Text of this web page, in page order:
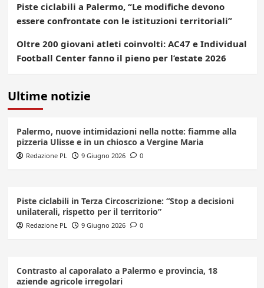
Piste ciclabili a Palermo, “Le modifiche devono
essere confrontate con le istituzioni territoriali”
Oltre 200 giovani atleti coinvolti: AC47 e Individual
Football Center fanno il pieno per l’estate 2026
Ultime notizie
Palermo, nuove intimidazioni nella notte: fiamme alla
pizzeria Ulisse e in un chiosco a Vergine Maria
Redazione PL 9 Giugno 2026 0
Piste ciclabili in Terza Circoscrizione: “Stop a decisioni
unilaterali, rispetto per il territorio”
Redazione PL 9 Giugno 2026 0
Contrasto al caporalato a Palermo e provincia, 18
aziende agricole irregolari